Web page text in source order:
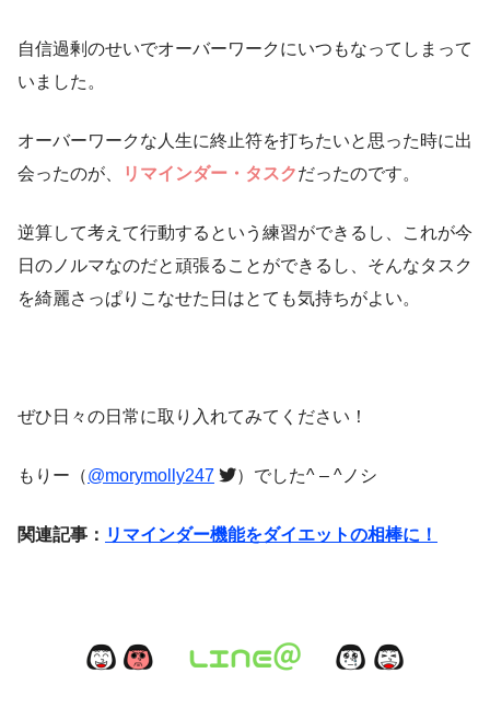
自信過剰のせいでオーバーワークにいつもなってしまって
いました。
オーバーワークな人生に終止符を打ちたいと思った時に出
会ったのが、
リマインダー・タスクだったのです。
逆算して考えて行動するという練習ができるし、これが今
日のノルマなのだと頑張ることができるし、そんなタスク
を綺麗さっぱりこなせた日はとても気持ちがよい。
ぜひ日々の日常に取り入れてみてください！
もりー（@morymolly247 ）でした^ – ^ノシ
関連記事： リマインダー機能をダイエットの相棒に！